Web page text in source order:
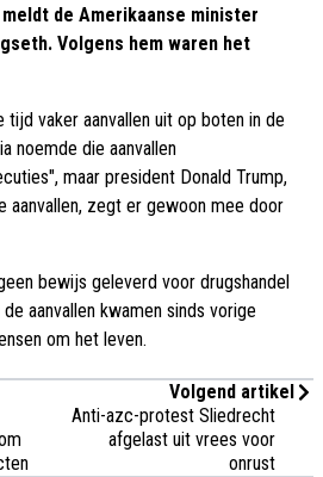
de Amerikaanse minister
Volgens hem waren het
tijd vaker aanvallen uit op boten in de
noemde die aanvallen
maar president Donald Trump,
aanvallen, zegt er gewoon mee door
bewijs geleverd voor drugshandel
aanvallen kwamen sinds vorige
om het leven.
Volgend artikel
Anti-azc-protest Sliedrecht
afgelast uit vrees voor
onrust